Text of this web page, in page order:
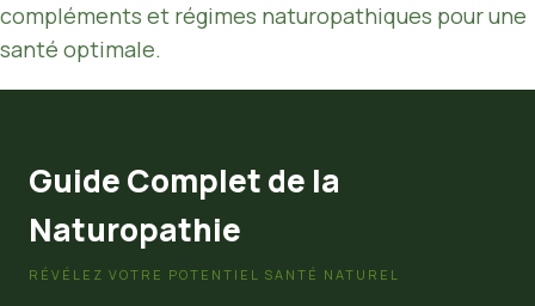
compléments et régimes naturopathiques pour une
santé optimale.
Guide Complet de la
Naturopathie
RÉVÉLEZ VOTRE POTENTIEL SANTÉ NATUREL